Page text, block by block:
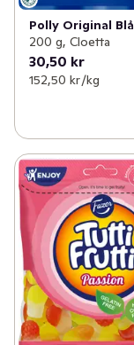
Polly Original Blå
200 g, Cloetta
30,50 kr
152,50 kr /kg